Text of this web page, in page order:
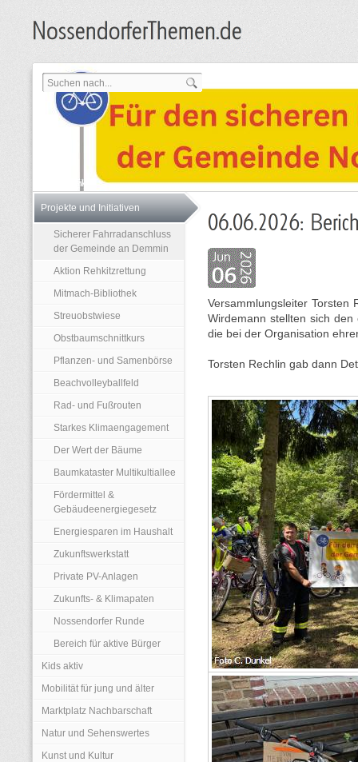
Projekte und Initiativen
Sicherer Fahrradanschluss
der Gemeinde an Demmin
Aktion Rehkitzrettung
Mitmach-Bibliothek
Streuobstwiese
Obstbaumschnittkurs
Pflanzen- und Samenbörse
Beachvolleyballfeld
Rad- und Fußrouten
Starkes Klimaengagement
Der Wert der Bäume
Baumkataster Multikultiallee
Fördermittel &
Gebäudeenergiegesetz
Energiesparen im Haushalt
Zukunftswerkstatt
Private PV-Anlagen
Zukunfts- & Klimapaten
Nossendorfer Runde
Bereich für aktive Bürger
Kids aktiv
Mobilität für jung und älter
Marktplatz Nachbarschaft
Natur und Sehenswertes
Kunst und Kultur
Versammlungsleiter Torsten
Wirdemann stellten sich
die bei der Organisation
Torsten Rechlin gab dann